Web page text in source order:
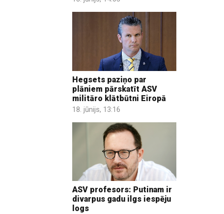
Hegsets paziņo par
plāniem pārskatīt ASV
militāro klātbūtni Eiropā
18. jūnijs, 13:16
ASV profesors: Putinam ir
divarpus gadu ilgs iespēju
logs